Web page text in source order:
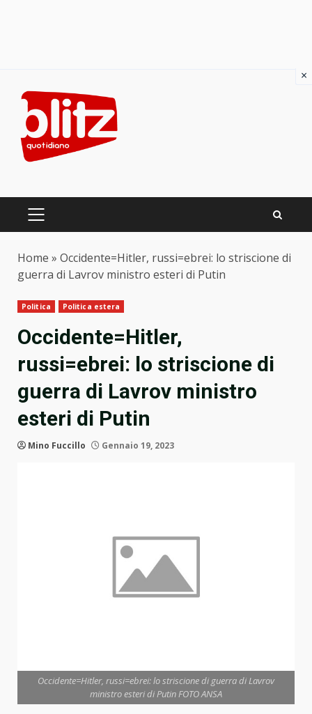
content
PRIMARY
Home » Occidente=Hitler, russi=ebrei: lo striscione di
guerra di Lavrov ministro esteri di Putin
Politica Politica estera
Occidente=Hitler,
russi=ebrei: lo striscione di
guerra di Lavrov ministro
esteri di Putin
Mino Fuccillo Gennaio 19, 2023
Occidente=Hitler, russi=ebrei: lo striscione di guerra di Lavrov
ministro esteri di Putin FOTO ANSA
×